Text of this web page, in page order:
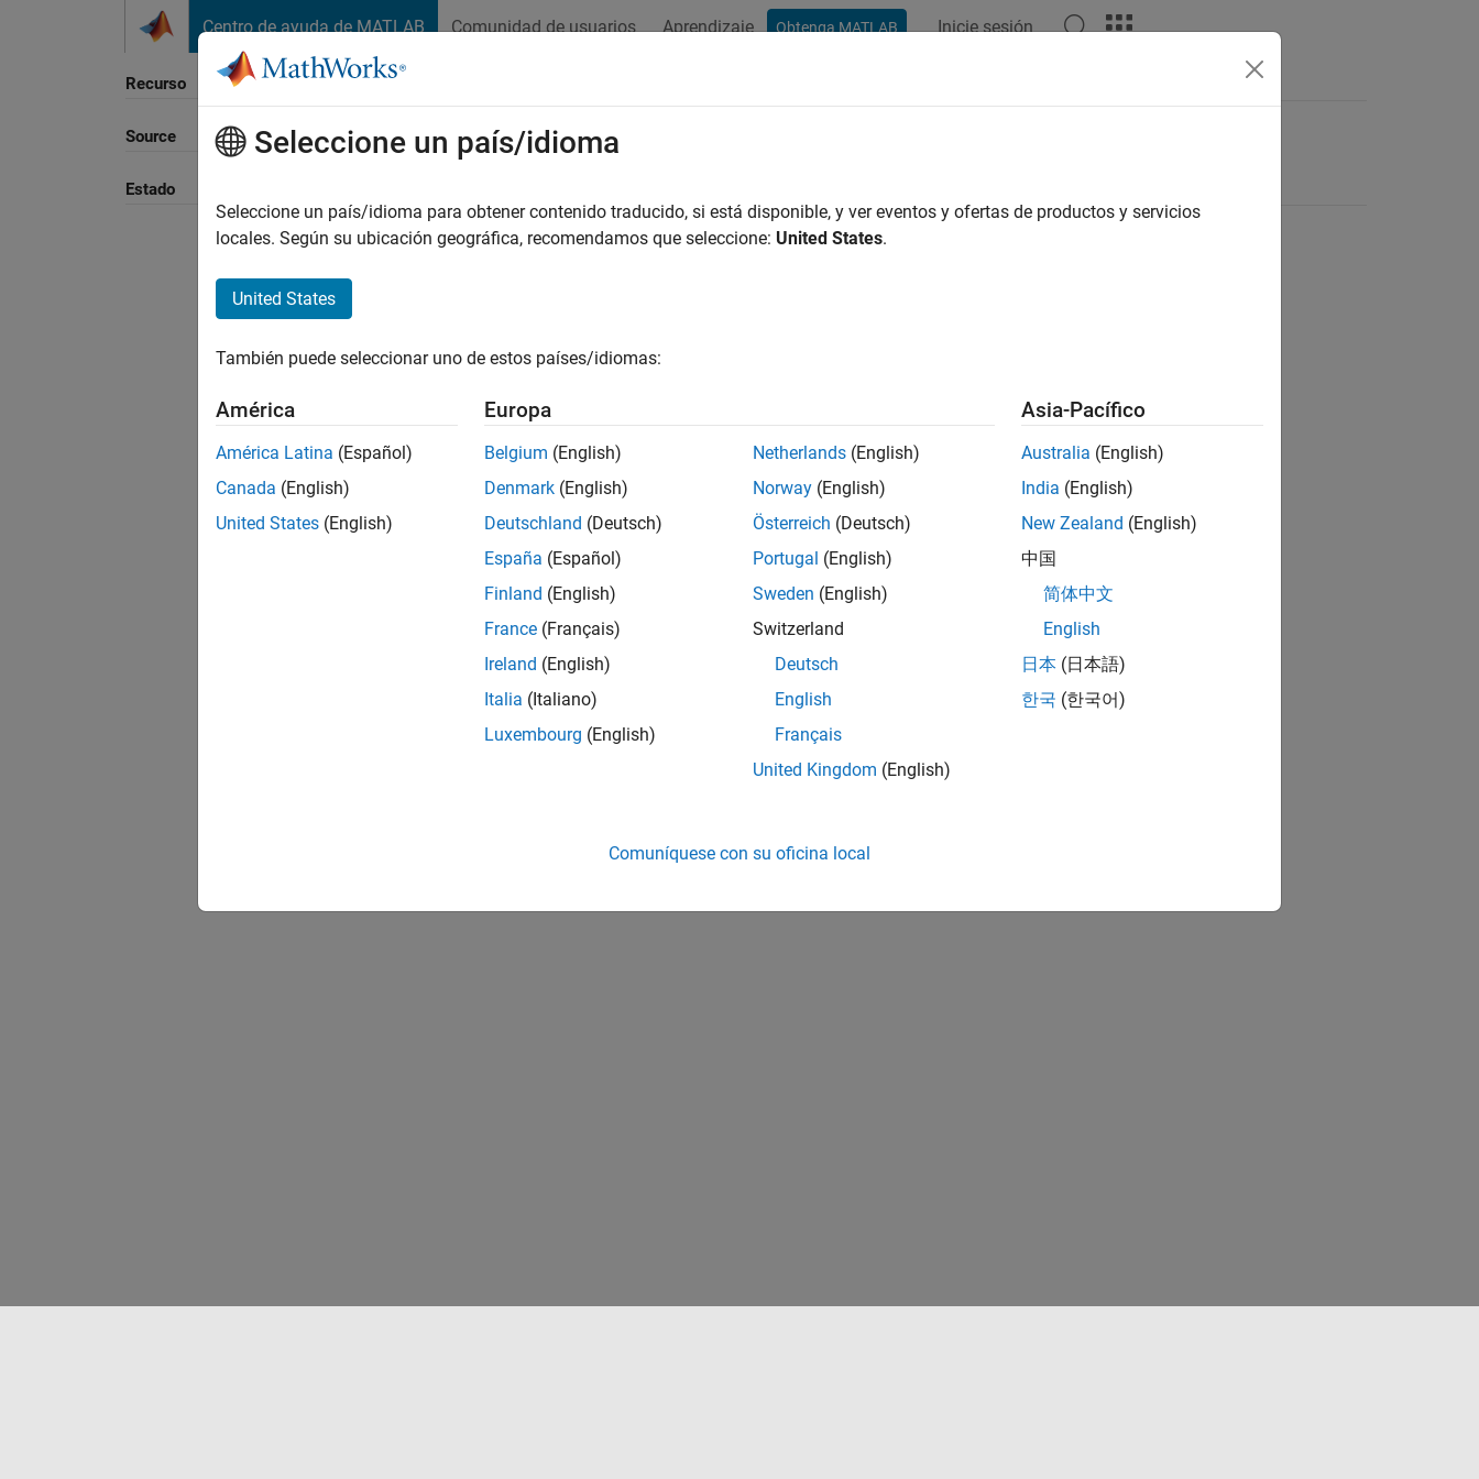
Centro de ayuda de MATLAB Comunidad de usuarios Aprendizaje Obtenga MATLAB Inicie sesión
Recurso
Source
Estado
Ordenar por
Seleccione un país/idioma
Seleccione un país/idioma para obtener contenido traducido, si está disponible, y ver eventos y ofertas de productos y servicios
locales. Según su ubicación geográfica, recomendamos que seleccione: United States.
United States
También puede seleccionar uno de estos países/idiomas:
América
América Latina (Español)
Canada (English)
United States (English)
Europa
Belgium (English)
Denmark (English)
Deutschland (Deutsch)
España (Español)
Finland (English)
France (Français)
Ireland (English)
Italia (Italiano)
Luxembourg (English)
Netherlands (English)
Norway (English)
Österreich (Deutsch)
Portugal (English)
Sweden (English)
Switzerland
Deutsch
English
Français
United Kingdom (English)
Asia-Pacífico
Australia (English)
India (English)
New Zealand (English)
中国
简体中文
English
日本 (日本語)
한국 (한국어)
Comuníquese con su oficina local